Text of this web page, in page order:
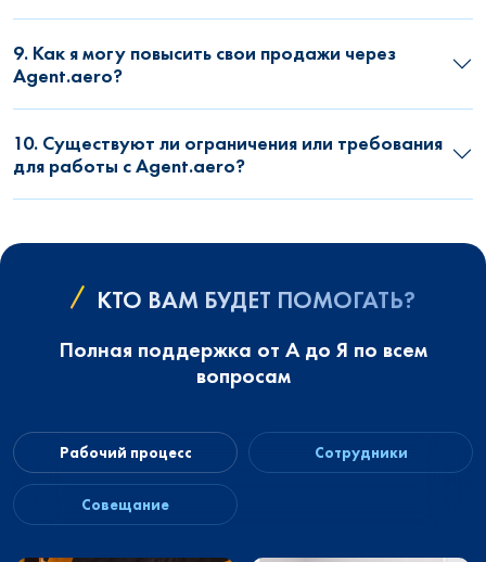
9. Как я могу повысить свои продажи через
Agent.aero?
10. Существуют ли ограничения или требования
для работы с Agent.aero?
КТО ВАМ БУДЕТ ПОМОГАТЬ?
Полная поддержка от А до Я по всем
вопросам
Рабочий процесс Сотрудники
Совещание